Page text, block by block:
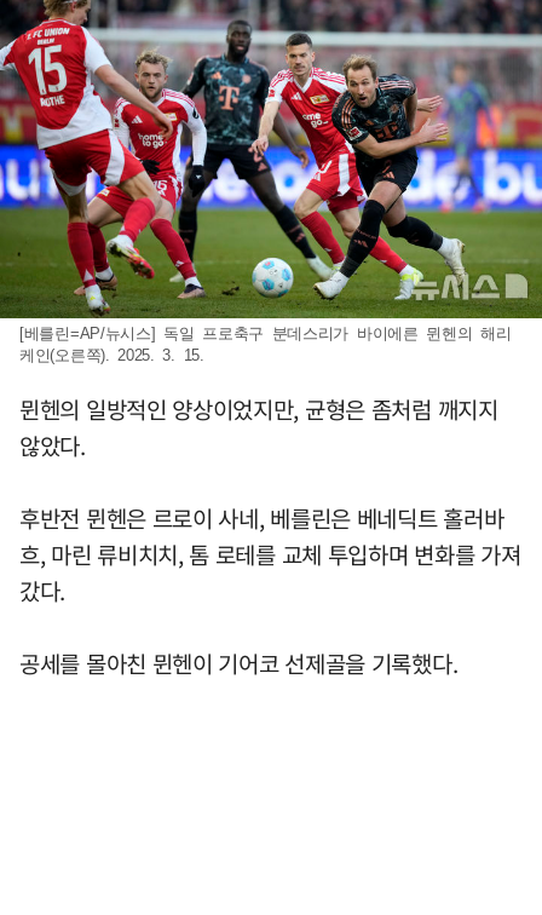
[베를린=AP/뉴시스] 독일 프로축구 분데스리가 바이에른 뮌헨의 해리
케인(오른쪽). 2025. 3. 15.
뮌헨의 일방적인 양상이었지만, 균형은 좀처럼 깨지지
않았다.
후반전 뮌헨은 르로이 사네, 베를린은 베네딕트 홀러바
흐, 마린 류비치치, 톰 로테를 교체 투입하며 변화를 가져
갔다.
공세를 몰아친 뮌헨이 기어코 선제골을 기록했다.